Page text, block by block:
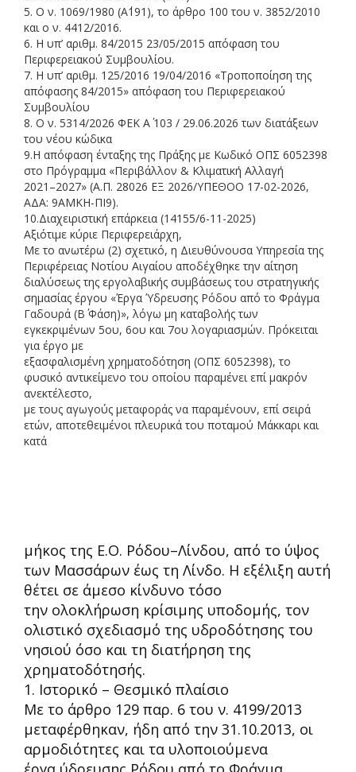
5. Ο ν. 1069/1980 (Α΄191), το άρθρο 100 του ν. 3852/2010
και ο ν. 4412/2016.
6. Η υπ’ αριθμ. 84/2015 23/05/2015 απόφαση του
Περιφερειακού Συμβουλίου.
7. Η υπ’ αριθμ. 125/2016 19/04/2016 «Τροποποίηση της
απόφασης 84/2015» απόφαση του Περιφερειακού
Συμβουλίου
8. Ο ν. 5314/2026 ΦΕΚ Α΄ 103 / 29.06.2026 των διατάξεων
του νέου κώδικα
9.Η απόφαση ένταξης της Πράξης με Κωδικό ΟΠΣ 6052398
στο Πρόγραμμα «Περιβάλλον & Κλιματική Αλλαγή
2021 –2027» (Α.Π. 28026 ΕΞ 2026/ΥΠΕΘΟΟ 17-02-2026,
ΑΔΑ: 9ΑΜΚΗ-ΠΙ9).
10.Διαχειριστική επάρκεια (14155/6-11 -2025)
Αξιότιμε κύριε Περιφερειάρχη,
Με το ανωτέρω (2) σχετικό, η Διευθύνουσα Υπηρεσία της
Περιφέρειας Νοτίου Αιγαίου αποδέχθηκε την αίτηση
διαλύσεως της εργολαβικής συμβάσεως του στρατηγικής
σημασίας έργου «Έργα Ύδρευσης Ρόδου από το Φράγμα
Γαδουρά (Β΄ Φάση)», λόγω μη καταβολής των
εγκεκριμένων 5ου, 6ου και 7ου λογαριασμών. Πρόκειται
για έργο με
εξασφαλισμένη χρηματοδότηση (ΟΠΣ 6052398), το
φυσικό αντικείμενο του οποίου παραμένει επί μακρόν
ανεκτέλεστο,
με τους αγωγούς μεταφοράς να παραμένουν, επί σειρά
ετών, αποτεθειμένοι πλευρικά του ποταμού Μάκκαρι και
κατά
μήκος της Ε.Ο. Ρόδου–Λίνδου, από το ύψος
των Μασσάρων έως τη Λίνδο. Η εξέλιξη αυτή
θέτει σε άμεσο κίνδυνο τόσο
την ολοκλήρωση κρίσιμης υποδομής, τον
ολιστικό σχεδιασμό της υδροδότησης του
νησιού όσο και τη διατήρηση της
χρηματοδότησής.
1. Ιστορικό – Θεσμικό πλαίσιο
Με το άρθρο 129 παρ. 6 του ν. 4199/2013
μεταφέρθηκαν, ήδη από την 31.10.2013, οι
αρμοδιότητες και τα υλοποιούμενα